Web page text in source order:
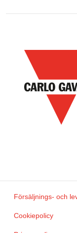
Försäljnings- och
Cookiepolicy